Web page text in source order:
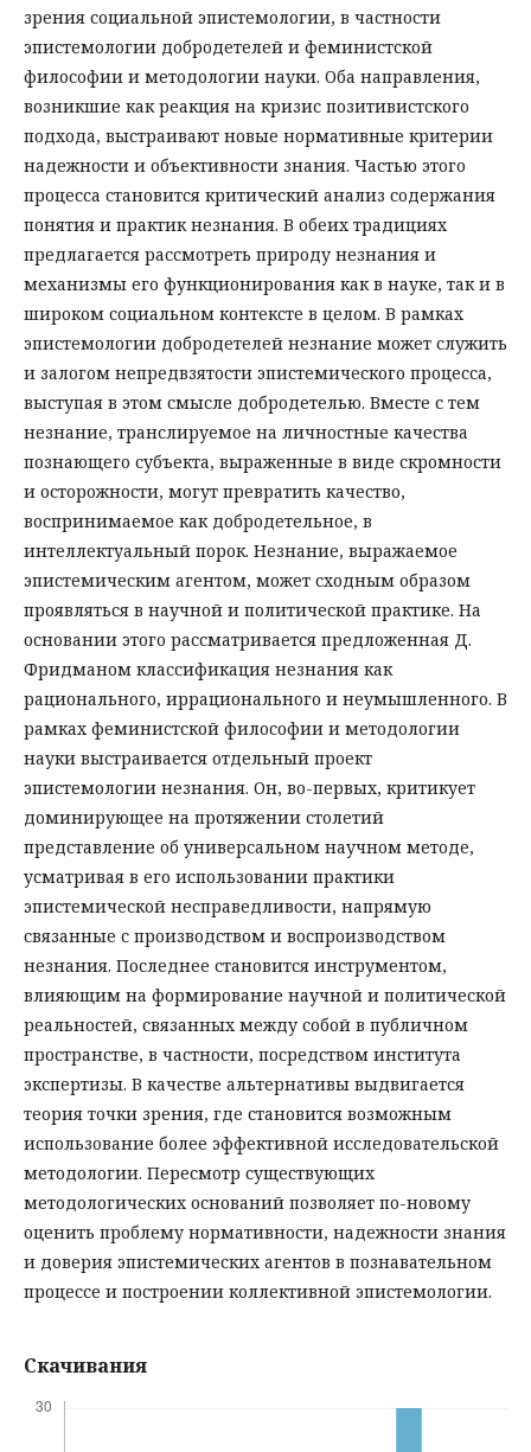
зрения социальной эпистемологии, в частности
эпистемологии добродетелей и феминистской
философии и методологии науки. Оба направления,
возникшие как реакция на кризис позитивистского
подхода, выстраивают новые нормативные критерии
надежности и объективности знания. Частью этого
процесса становится критический анализ содержания
понятия и практик незнания. В обеих традициях
предлагается рассмотреть природу незнания и
механизмы его функционирования как в науке, так и в
широком социальном контексте в целом. В рамках
эпистемологии добродетелей незнание может служить
и залогом непредвзятости эпистемического процесса,
выступая в этом смысле добродетелью. Вместе с тем
незнание, транслируемое на личностные качества
познающего субъекта, выраженные в виде скромности
и осторожности, могут превратить качество,
воспринимаемое как добродетельное, в
интеллектуальный порок. Незнание, выражаемое
эпистемическим агентом, может сходным образом
проявляться в научной и политической практике. На
основании этого рассматривается предложенная Д.
Фридманом классификация незнания как
рационального, иррационального и неумышленного. В
рамках феминистской философии и методологии
науки выстраивается отдельный проект
эпистемологии незнания. Он, во-первых, критикует
доминирующее на протяжении столетий
представление об универсальном научном методе,
усматривая в его использовании практики
эпистемической несправедливости, напрямую
связанные с производством и воспроизводством
незнания. Последнее становится инструментом,
влияющим на формирование научной и политической
реальностей, связанных между собой в публичном
пространстве, в частности, посредством института
экспертизы. В качестве альтернативы выдвигается
теория точки зрения, где становится возможным
использование более эффективной исследовательской
методологии. Пересмотр существующих
методологических оснований позволяет по-новому
оценить проблему нормативности, надежности знания
и доверия эпистемических агентов в познавательном
процессе и построении коллективной эпистемологии.
Скачивания